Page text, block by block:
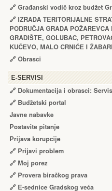
🔗 Građanski vodič kroz budžet
🔗 IZRADA TЕRITORIJALNЕ
PODRUČJA GRADA
GRADIŠTЕ, GOLUBAC,
KUČЕVO, MALO CRNIĆЕ I ŽABARI
🔗 Obrasci
Е-SERVISI
🔗 Dokumentacija i obrasci:
🔗 Budžetski portal
Javne nabavke
Postavite pitanje
Prijava korupcije
🔗 Prijavi problem
🔗 Moj porez
🔗 Provera biračkog prava
🔗 Е-sednice Gradskog veća